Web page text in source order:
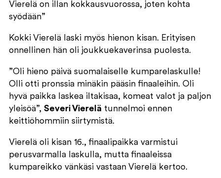
Vierelä on illan kokkausvuorossa, joten kohta
syödään”
Kokki Vierelä laski myös hienon kisan. Erityisen
onnellinen hän oli joukkuekaverinsa puolesta.
”Oli hieno päivä suomalaiselle kumparelaskulle!
Olli otti pronssia minäkin pääsin finaaleihin. Oli
hyvä paikka laskea iltakisaa, komeat valot ja paljon
yleisöä”, Severi Vierelä tunnelmoi ennen
keittiöhommiin siirtymistä.
Vierelä oli kisan 16., finaalipaikka varmistui
perusvarmalla laskulla, mutta finaaleissa
kumpareikko vänkäsi vastaan Vierelä kertoo.